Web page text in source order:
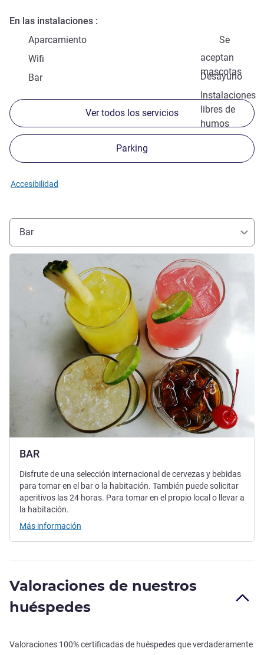
En las instalaciones
Aparcamiento
Se
aceptan
mascotas
Wifi
Desayuno
Bar
Instalaciones
libres de
humos
Ver todos los servicios
Parking
Accesibilidad
Bar
BAR
Más información
Disfrute de una selección internacional de cervezas y bebidas
para tomar en el bar o la habitación. También puede solicitar
aperitivos las 24 horas. Para tomar en el propio local o llevar a
la habitación.
Más información
Valoraciones de nuestros
huéspedes
Valoraciones 100% certificadas de huéspedes que verdaderamente